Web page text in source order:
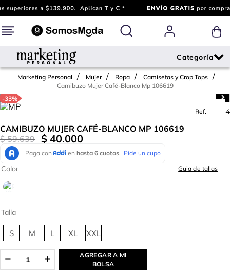
Marketing Personal Mujer Ropa
Camisetas y Crop Tops
Camibuzo Mujer Café-Blanco Mp 106619
-33%
Ref.792584
CAMIBUZO MUJER CAFÉ-BLANCO MP 106619
$ 59.639 $ 40.000
Talla
S M L XL XXL
Color Guia de tallas
AGREGAR A MI
BOLSA